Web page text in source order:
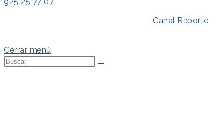
925 25 77 07
Canal Reporte
Cerrar menú